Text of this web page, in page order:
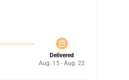
Delivered
Aug. 15 - Aug. 22